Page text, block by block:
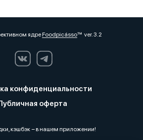
ядреFoodpicássover. 3.2
конфиденциальности
оферта
кэшбэк − в нашем приложении!